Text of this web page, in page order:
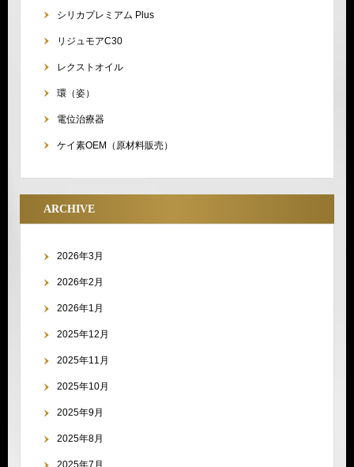
シリカプレミアム Plus
リジュモアC30
レクストオイル
環（姿）
電位治療器
ケイ素OEM（原材料販売）
ARCHIVE
2026年3月
2026年2月
2026年1月
2025年12月
2025年11月
2025年10月
2025年9月
2025年8月